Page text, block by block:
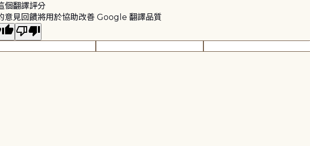
個翻譯評分
意見回饋將用於協助改善 Google 翻譯品質